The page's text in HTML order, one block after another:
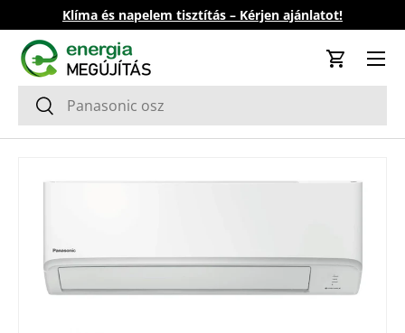
Ugrás a tartalomhoz
Klíma és napelem tisztítás – Kérjen ajánlatot!
Keresés
Keresés
Kosár